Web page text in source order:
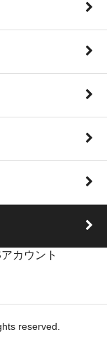
カウント
reserved.